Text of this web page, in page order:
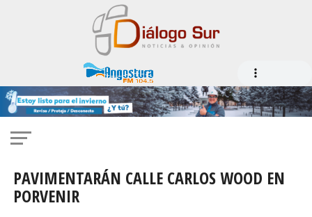
PAVIMENTARÁN CALLE CARLOS WOOD EN
PORVENIR